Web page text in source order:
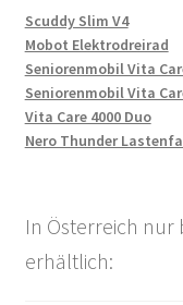
Scuddy Slim V4
Mobot Elektrodreirad
Seniorenmobil Vita
Seniorenmobil Vita
Vita Care 4000 Duo
Nero Thunder
In Österreich nur
erhältlich: